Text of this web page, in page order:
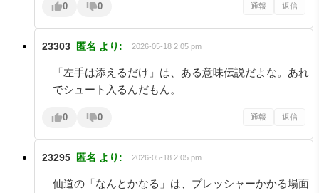
0 0 通報 返信
23303 匿名 より: 2026-05-18 2:05 pm
「左手は添えるだけ」は、ある意味伝説だよな。あれ
でシュート入るんだもん。
0 0 通報 返信
23295 匿名 より: 2026-05-18 2:05 pm
仙道の「なんとかなる」は、プレッシャーかかる場面